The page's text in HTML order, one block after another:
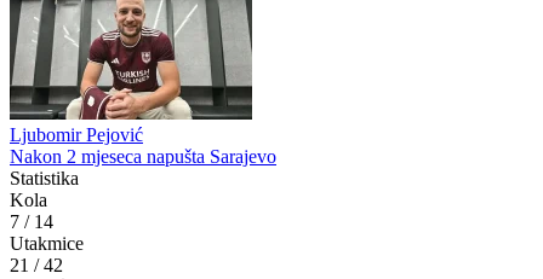
Luka Juričić
Borac ide u Posušje po tri boda
Nikola Komazec
Nikola Komazec ponovo u Slobodi Tuzli!